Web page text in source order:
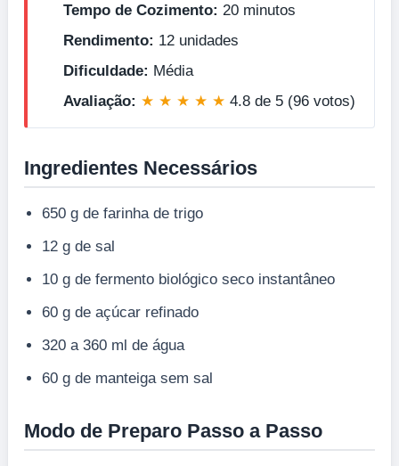
Tempo de Cozimento: 20 minutos
Rendimento: 12 unidades
Dificuldade: Média
Avaliação: ★ ★ ★ ★ ★ 4.8 de 5 (96 votos)
Ingredientes Necessários
650 g de farinha de trigo
12 g de sal
10 g de fermento biológico seco instantâneo
60 g de açúcar refinado
320 a 360 ml de água
60 g de manteiga sem sal
Modo de Preparo Passo a Passo